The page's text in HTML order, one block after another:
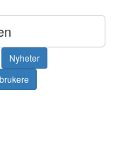
Nyheter